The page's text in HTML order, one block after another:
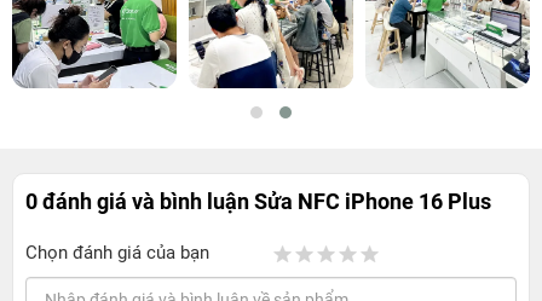
0 đánh giá và bình luậnSửa NFC iPhone 16 Plus
Chọn đánh giá của bạn